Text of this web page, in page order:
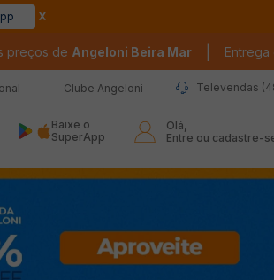
preços de Angeloni Beira Mar Entrega
Clube Angeloni Televendas
Baixe o
SuperApp
Olá,
Entre ou cadastre-